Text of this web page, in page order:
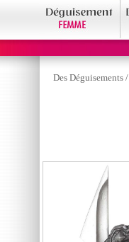
Des Déguisements /